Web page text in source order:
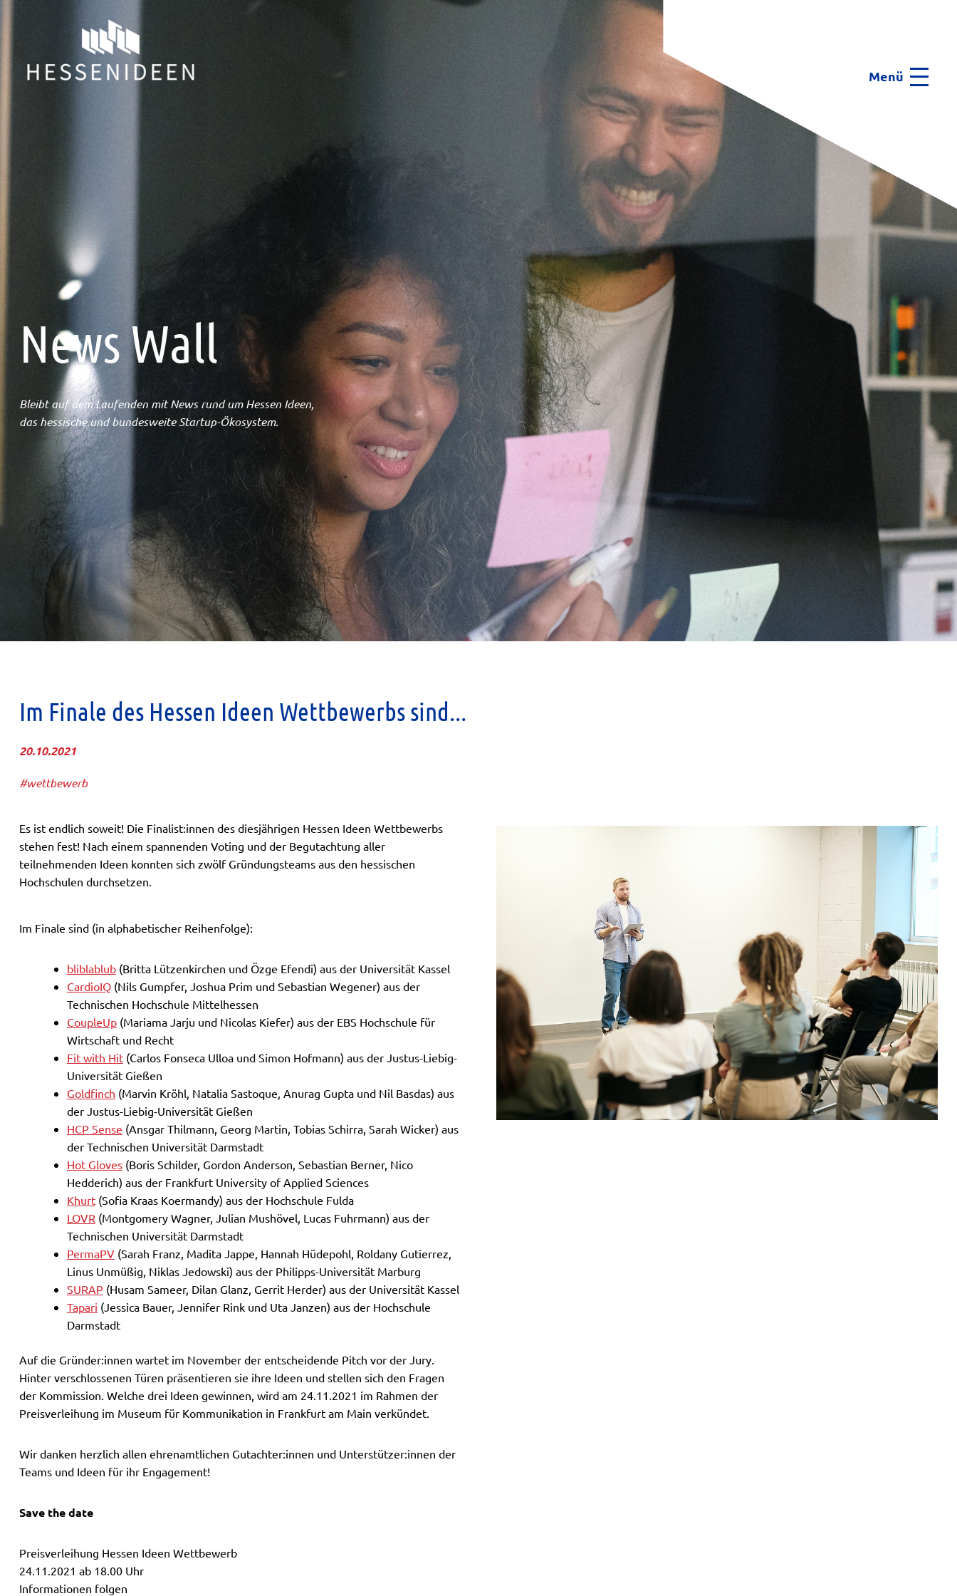
Menü Menu
News Wall
Bleibt auf dem Laufenden mit News rund um Hessen Ideen,
das hessische und bundesweite Startup-Ökosystem.
Im Finale des Hessen Ideen Wettbewerbs sind...
20.10.2021
#wettbewerb
Es ist endlich soweit! Die Finalist:innen des diesjährigen Hessen Ideen Wettbewerbs
stehen fest! Nach einem spannenden Voting und der Begutachtung aller
teilnehmenden Ideen konnten sich zwölf Gründungsteams aus den hessischen
Hochschulen durchsetzen.
Im Finale sind (in alphabetischer Reihenfolge):
bliblablub(Britta Lützenkirchen und Özge Efendi) aus der Universität Kassel
CardioIQ(Nils Gumpfer, Joshua Prim und Sebastian Wegener) aus der
Technischen Hochschule Mittelhessen
CoupleUp(Mariama Jarju und Nicolas Kiefer) aus der EBS Hochschule für
Wirtschaft und Recht
Fit with Hit(Carlos Fonseca Ulloa und Simon Hofmann) aus der Justus-Liebig-
Universität Gießen
Goldfinch (Marvin Kröhl, Natalia Sastoque, Anurag Gupta und Nil Basdas) aus
der Justus-Liebig-Universität Gießen
HCP Sense (Ansgar Thilmann, Georg Martin, Tobias Schirra, Sarah Wicker) aus
der Technischen Universität Darmstadt
Hot Gloves(Boris Schilder, Gordon Anderson, Sebastian Berner, Nico
Hedderich) aus der Frankfurt University of Applied Sciences
Khurt(Sofia Kraas Koermandy) aus der Hochschule Fulda
LOVR (Montgomery Wagner, Julian Mushövel, Lucas Fuhrmann) aus der
Technischen Universität Darmstadt
PermaPV(Sarah Franz, Madita Jappe, Hannah Hüdepohl, Roldany Gutierrez,
Linus Unmüßig, Niklas Jedowski) aus der Philipps-Universität Marburg
SURAP(Husam Sameer, Dilan Glanz, Gerrit Herder) aus der Universität Kassel
Tapari (Jessica Bauer, Jennifer Rink und Uta Janzen) aus der Hochschule
Darmstadt
Auf die Gründer:innen wartet im November der entscheidende Pitch vor der Jury.
Hinter verschlossenen Türen präsentieren sie ihre Ideen und stellen sich den Fragen
der Kommission. Welche drei Ideen gewinnen, wird am 24.11.2021 im Rahmen der
Preisverleihung im Museum für Kommunikation in Frankfurt am Main verkündet.
Wir danken herzlich allen ehrenamtlichen Gutachter:innen und Unterstützer:innen der
Teams und Ideen für ihr Engagement!
Save the date
Preisverleihung Hessen Ideen Wettbewerb
24.11.2021 ab 18.00 Uhr
Informationen folgen